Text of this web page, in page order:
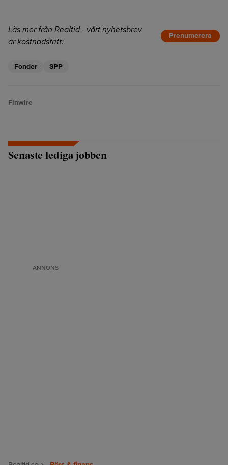
Läs mer från Realtid - vårt nyhetsbrev
är kostnadsfritt:
Prenumerera
Fonder SPP
Finwire
Senaste lediga jobben
ANNONS